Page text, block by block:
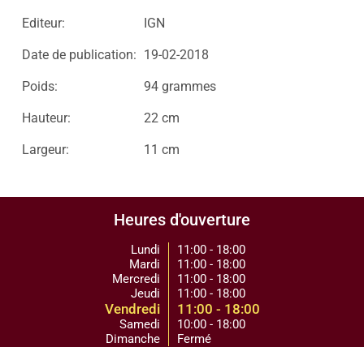
Editeur: IGN
Date de publication: 19-02-2018
Poids: 94 grammes
Hauteur: 22 cm
Largeur: 11 cm
Heures d'ouverture
Lundi
Mardi
Mercredi
Jeudi
Vendredi
Samedi
Dimanche
11:00 - 18:00
11:00 - 18:00
11:00 - 18:00
11:00 - 18:00
11:00 - 18:00
10:00 - 18:00
Fermé